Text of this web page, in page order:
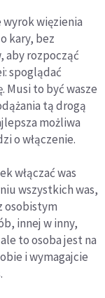
więzienia
kary, bez
aby rozpocząć
spoglądać
Musi to być wasze
tą drogą
możliwa
o włączenie.
włączać was
wszystkich was,
osobistym
innej w inny,
to osoba jest na
i wymagajcie